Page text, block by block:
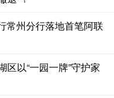
常州分行落地首笔阿联
以“一园一牌”守护家